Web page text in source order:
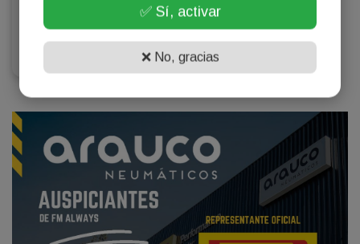
Blue $1525
Actualizado: 12:05:44
✅ Sí, activar
❌ No, gracias